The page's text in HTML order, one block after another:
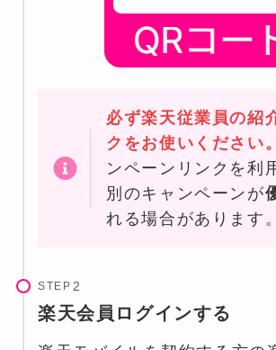
必ず楽天従業員の紹
クをお使いください
ンペーンリンクを利
別のキャンペーンが
れる場合があります。
STEP
楽天会員ログインする